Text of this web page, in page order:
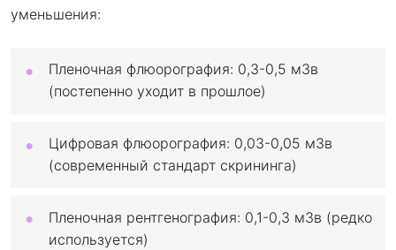
уменьшения:
Пленочная флюорография: 0,3-0,5 мЗв
(постепенно уходит в прошлое)
Цифровая флюорография: 0,03-0,05 мЗв
(современный стандарт скрининга)
Пленочная рентгенография: 0,1-0,3 мЗв (редко
используется)